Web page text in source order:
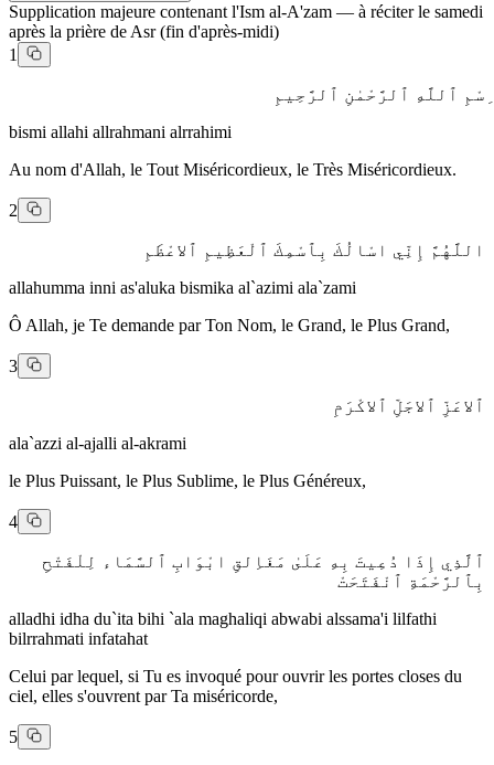
Supplication majeure contenant l'Ism al-A'zam — à réciter le samedi
après la prière de Asr (fin d'après-midi)
1
ِسْمِ ٱللَّهِ ٱلرَّحْمٰنِ ٱلرَّحِيمِ
bismi allahi allrahmani alrrahimi
Au nom d'Allah, le Tout Miséricordieux, le Très Miséricordieux.
2
اللَّهُمَّ إِنِّي اسْالُكَ بِٱسْمِكَ ٱلْعَظِيمِ ٱلاعْظَمِ
allahumma inni as'aluka bismika al`azimi ala`zami
Ô Allah, je Te demande par Ton Nom, le Grand, le Plus Grand,
3
ٱلاعَزِّ ٱلاجَلِّ ٱلاكْرَمِ
ala`azzi al-ajalli al-akrami
le Plus Puissant, le Plus Sublime, le Plus Généreux,
4
ٱلَّذِي إِذَا دُعِيتَ بِهِ عَلَىٰ مَغَاِلقِ ابْوَابِ ٱلسَّمَاء لِلْفَتْحِ
بِٱلرَّحْمَةِ ٱنْفَتَحَتْ
alladhi idha du`ita bihi `ala maghaliqi abwabi alssama'i lilfathi
bilrrahmati infatahat
Celui par lequel, si Tu es invoqué pour ouvrir les portes closes du
ciel, elles s'ouvrent par Ta miséricorde,
5